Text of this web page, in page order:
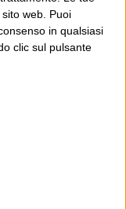
web. Puoi
in qualsiasi
clic sul pulsante